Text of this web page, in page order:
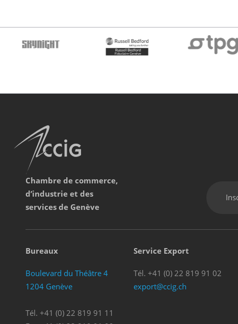
Chambre de commerce,
d’industrie et des
services de Genève
Bureaux
Boulevard du Théâtre 4
1204 Genève
Tél. +41 (0) 22 819 91 11
Service Export
Tél. +41 (0) 22 819 91 02
export@ccig.ch